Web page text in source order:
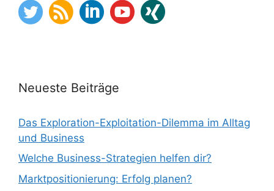
Neueste Beiträge
Das Exploration-Exploitation-Dilemma im Alltag
und Business
Welche Business-Strategien helfen dir?
Marktpositionierung: Erfolg planen?